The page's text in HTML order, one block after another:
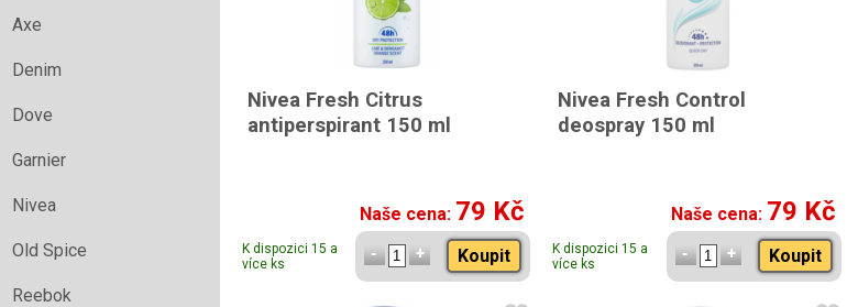
Axe
Denim
Dove
Garnier
Nivea
Old Spice
Reebok
Nivea Fresh Citrus
antiperspirant 150 ml
Naše cena: 79 Kč
K dispozici 15 a
více ks
Koupit
Nivea Fresh Control
deospray 150 ml
Naše cena: 79 Kč
K dispozici 15 a
více ks
Koupit